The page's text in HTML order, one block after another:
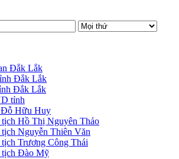
Đắk Lắk
Đắk Lắk
Đắk Lắk
tỉnh
Đỗ Hữu Huy
tịch Hồ Thị Nguyên Thảo
tịch Nguyễn Thiên Văn
Trương Công Thái
tịch Đào Mỹ